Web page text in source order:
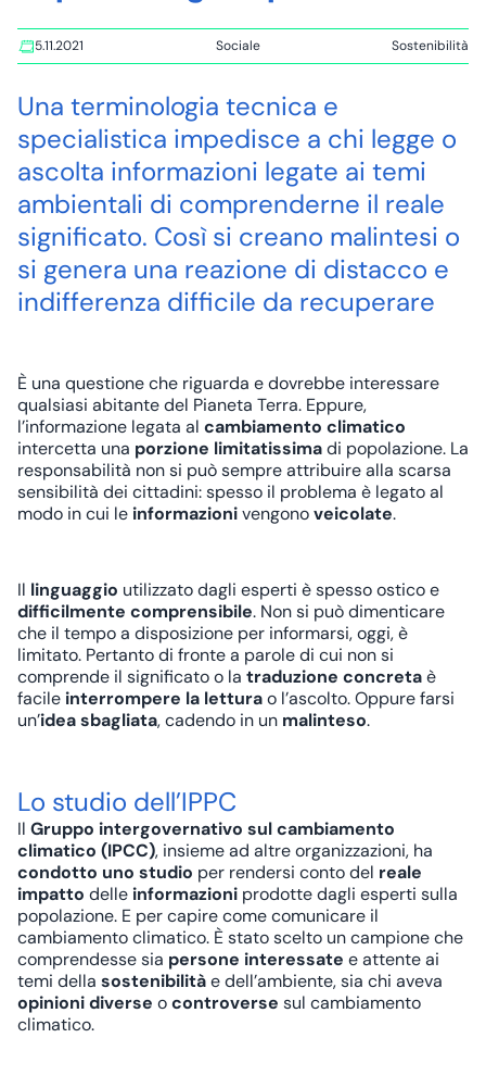
5.11.2021 Sociale
Tags: Sostenibilità
Una terminologia tecnica e
specialistica impedisce a chi legge o
ascolta informazioni legate ai temi
ambientali di comprenderne il reale
significato. Così si creano malintesi o
si genera una reazione di distacco e
indifferenza difficile da recuperare
È una questione che riguarda e dovrebbe interessare
qualsiasi abitante del Pianeta Terra. Eppure,
l’informazione legata al cambiamento climatico
intercetta una porzione limitatissimadi popolazione. La
responsabilità non si può sempre attribuire alla scarsa
sensibilità dei cittadini: spesso il problema è legato al
modo in cui le informazionivengonoveicolate.
Il linguaggio utilizzato dagli esperti è spesso ostico e
difficilmente comprensibile. Non si può dimenticare
che il tempo a disposizione per informarsi, oggi, è
limitato. Pertanto di fronte a parole di cui non si
comprende il significato o la traduzione concretaè
facile interrompere la letturao l’ascolto. Oppure farsi
un’idea sbagliata, cadendo in un malinteso.
Lo studio dell’IPPC
Il Gruppo intergovernativo sul cambiamento
climatico (IPCC), insieme ad altre organizzazioni, ha
condotto uno studio per rendersi conto del reale
impatto delle informazioni prodotte dagli esperti sulla
popolazione. E per capire come comunicare il
cambiamento climatico. È stato scelto un campione che
comprendesse sia persone interessate e attente ai
temi della sostenibilitàe dell’ambiente, sia chi aveva
opinioni diverse ocontroverse sul cambiamento
climatico.